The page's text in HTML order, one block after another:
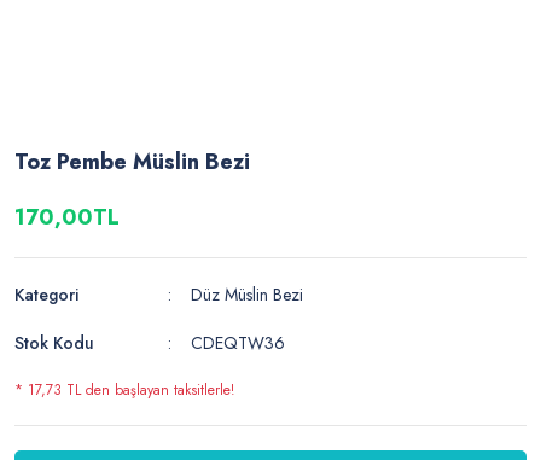
Toz Pembe Müslin Bezi
170,00TL
Kategori
Düz Müslin Bezi
Stok Kodu
CDEQTW36
* 17,73 TL den başlayan taksitlerle!